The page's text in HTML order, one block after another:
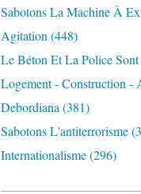
Sabotons La Machine À
Agitation (448)
Le Béton Et La Police
Logement - Construction -
Debordiana (381)
Sabotons L'antiterrorisme
Internationalisme(296)